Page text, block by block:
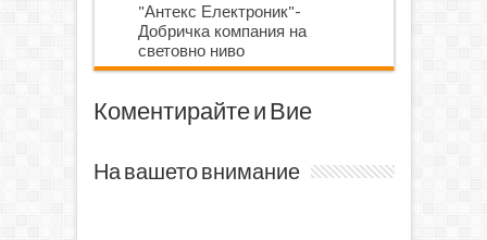
"Антекс Електроник"-
Добричка компания на
световно ниво
Коментирайте и Вие
На вашето внимание